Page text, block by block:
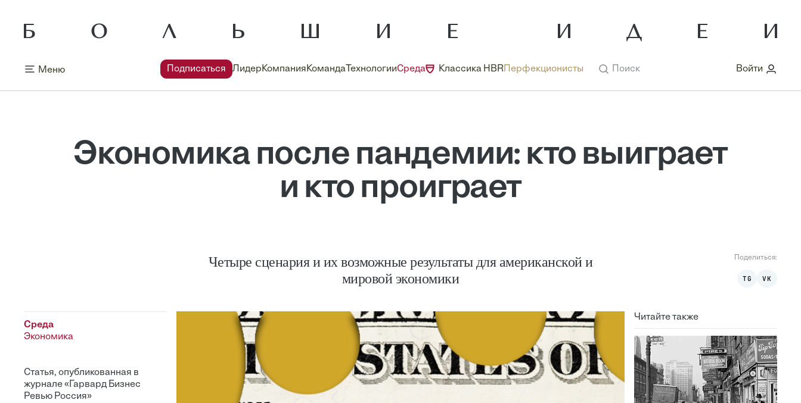
Меню Подписаться ЛидерКомпанияКоманда ТехнологииСреда Классика HBR Перфекционисты Поиск Войти
Экономика после пандемии: кто выиграет
и кто проиграет
Четыре сценария и их возможные результаты для американской и
мировой экономики
Поделиться:
TG VK
Среда
Экономика
Статья, опубликованная в
журнале «Гарвард Бизнес
Ревью Россия»
Читайте также